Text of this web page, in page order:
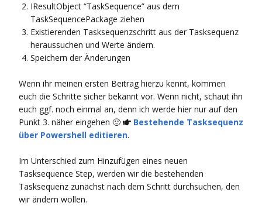
IResultObject “TaskSequence” aus dem
TaskSequencePackage ziehen
Existierenden Tasksequenzschritt aus der Tasksequenz
heraussuchen und Werte ändern.
Speichern der Änderungen
Wenn ihr meinen ersten Beitrag hierzu kennt, kommen
euch die Schritte sicher bekannt vor. Wenn nicht, schaut ihn
euch ggf. noch einmal an, denn ich werde hier nur auf den
Punkt 3. näher eingehen 🙂  Bestehende Tasksequenz
über Powershell editieren.
Im Unterschied zum Hinzufügen eines neuen
Tasksequence Step, werden wir die bestehenden
Tasksequenz zunächst nach dem Schritt durchsuchen, den
wir ändern wollen.